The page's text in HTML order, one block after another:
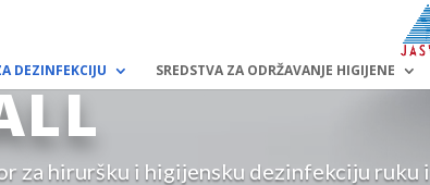
DEZINFEKCIJU SREDSTVA ZA ODRŽAVANJE HIGIJENE
za hiruršku i higijensku dezinfekciju ruku